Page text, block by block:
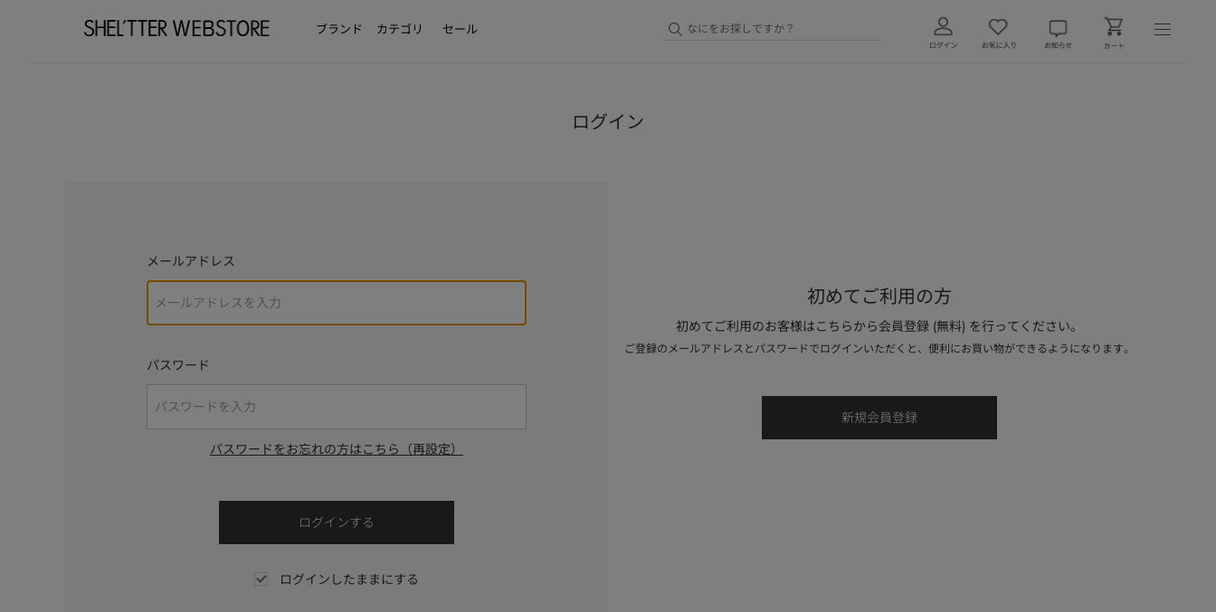
ブランド カテゴリ セール
ログイン
メールアドレス
パスワード
パスワードをお忘れの方はこちら（再設定）
ログインしたままにする
初めてご利用の方
初めてご利用のお客様はこちらから会員登録 (無料) を行ってください。
ご登録のメールアドレスとパスワードでログインいただくと、便利にお買い物ができるようになります。